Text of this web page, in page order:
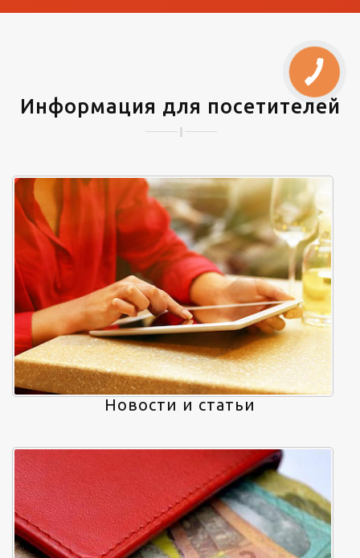
Информация для посетителей
Новости и статьи